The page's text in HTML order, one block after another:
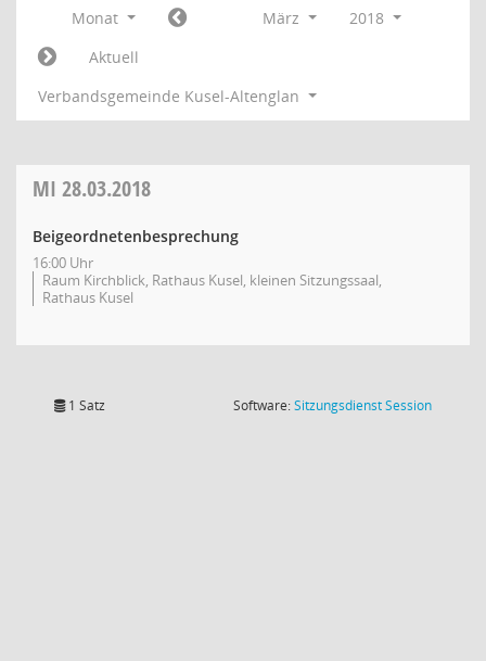
Monat März
2018
Aktuell
Verbandsgemeinde Kusel-Altenglan
MI 28.03.2018
Beigeordnetenbesprechung
16:00 Uhr
Raum Kirchblick, Rathaus Kusel, kleinen Sitzungssaal,
Rathaus Kusel
1 Satz Software:SitzungsdienstSession(Wird in